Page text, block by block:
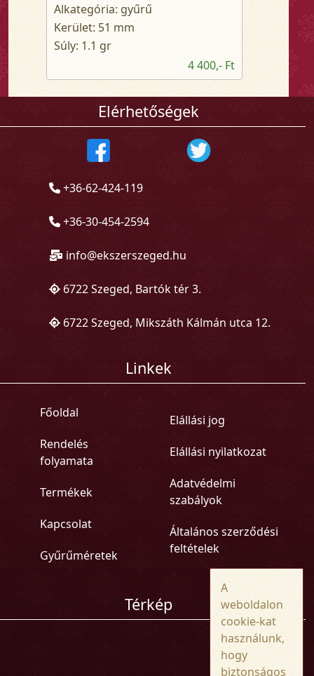
Alkategória: gyűrű
Kerület: 51 mm
Súly: 1.1 gr
4 400,- Ft
Elérhetőségek
+36-62-424-119
+36-30-454-2594
info@ekszerszeged.hu
6722 Szeged, Bartók tér 3.
6722 Szeged, Mikszáth Kálmán utca 12.
Linkek
Főoldal
Rendelés
folyamata
Termékek
Kapcsolat
Gyűrűméretek
Elállási jog
Elállási nyilatkozat
Adatvédelmi
szabályok
Általános szerződési
feltételek
Térkép
A
weboldalon
cookie-kat
használunk,
hogy
biztonságos